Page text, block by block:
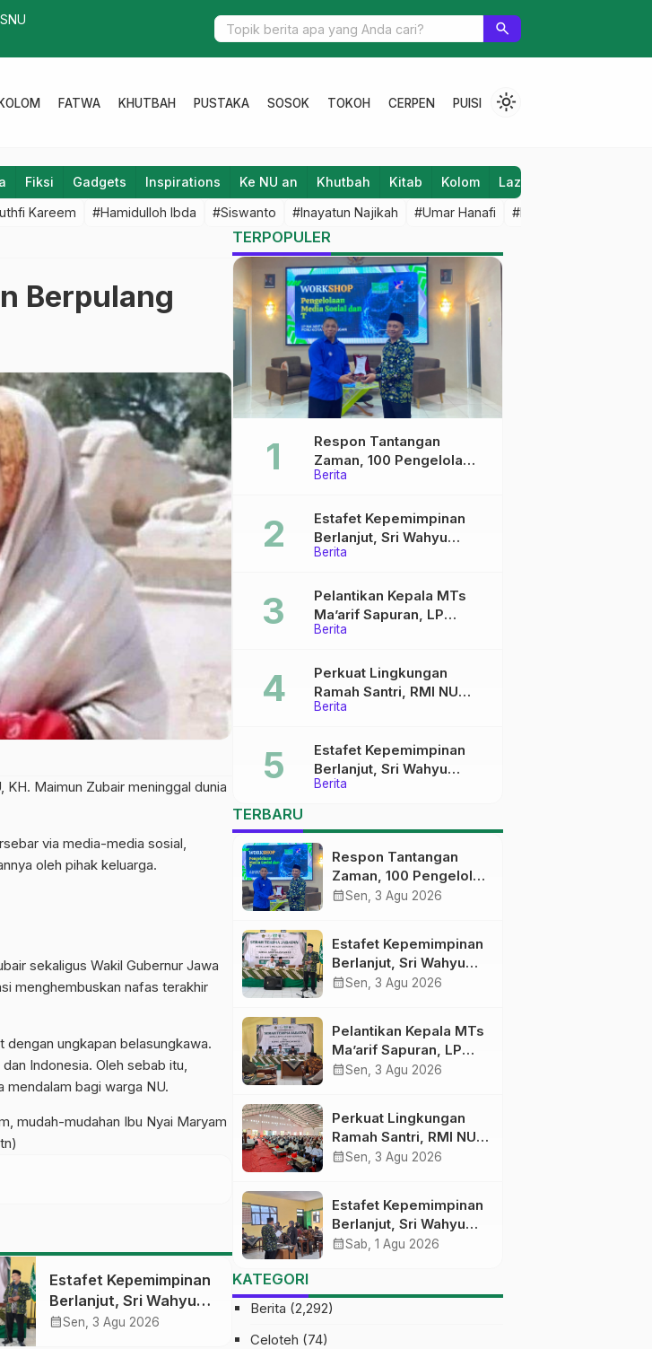
Ayo Ramaikan, Jalan Sehat PWNU Jawa Tengah Berhadiah Umroh
search
FATWA KHUTBAH PUSTAKA SOSOK TOKOH CERPEN PUISI light_mode
Fiksi Gadgets Inspirations Ke NU an Khutbah Kitab Kolom Laziz NU
Kareem #Hamidulloh Ibda #Siswanto #Inayatun Najikah #Umar Hanafi #M Iqbal Dawami
Berpulang
Maimun Zubair meninggal dunia
via media-media sosial,
oleh pihak keluarga.
sekaligus Wakil Gubernur Jawa
menghembuskan nafas terakhir
ungkapan belasungkawa.
Indonesia. Oleh sebab itu,
mendalam bagi warga NU.
mudah-mudahan Ibu Nyai Maryam
Estafet Kepemimpinan
Berlanjut, Sri Wahyu
Susilowati Resmi
calendar_monthSen, 3 Agu 2026
TERPOPULER
Berita
Respon Tantangan
Zaman, 100 Pengelola
Medsos Sekolah Ma’arif
Pelatihan Literasi Digital
Berita
Estafet Kepemimpinan
Berlanjut, Sri Wahyu
Susilowati Resmi Pimpin
Berita
Pelantikan Kepala MTs
Ma’arif Sapuran, LP
Ma’arif NU Wonosobo
Kepemimpinan Nahdliyah
Berita
Perkuat Lingkungan
Ramah Santri, RMI NU
Gelar ‘Sambang
Berita
Estafet Kepemimpinan
Berlanjut, Sri Wahyu
Susilowati Resmi Pimpin
TERBARU
Respon Tantangan
Zaman, 100 Pengelola
Medsos Sekolah
Digital
calendar_monthSen, 3 Agu 2026
Estafet Kepemimpinan
Berlanjut, Sri Wahyu
Susilowati Resmi
calendar_monthSen, 3 Agu 2026
Pelantikan Kepala MTs
Ma’arif Sapuran, LP
Ma’arif NU Wonosobo
Kepemimpinan
Nahdliyah
calendar_monthSen, 3 Agu 2026
Perkuat Lingkungan
Ramah Santri, RMI NU
Gelar ‘Sambang
calendar_monthSen, 3 Agu 2026
Estafet Kepemimpinan
Berlanjut, Sri Wahyu
Susilowati Resmi
calendar_monthSab, 1 Agu 2026
KATEGORI
Berita (2,292)
Celoteh (74)